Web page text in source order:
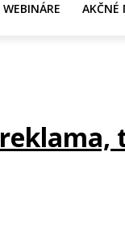
WEBINÁRE AKČNÉ